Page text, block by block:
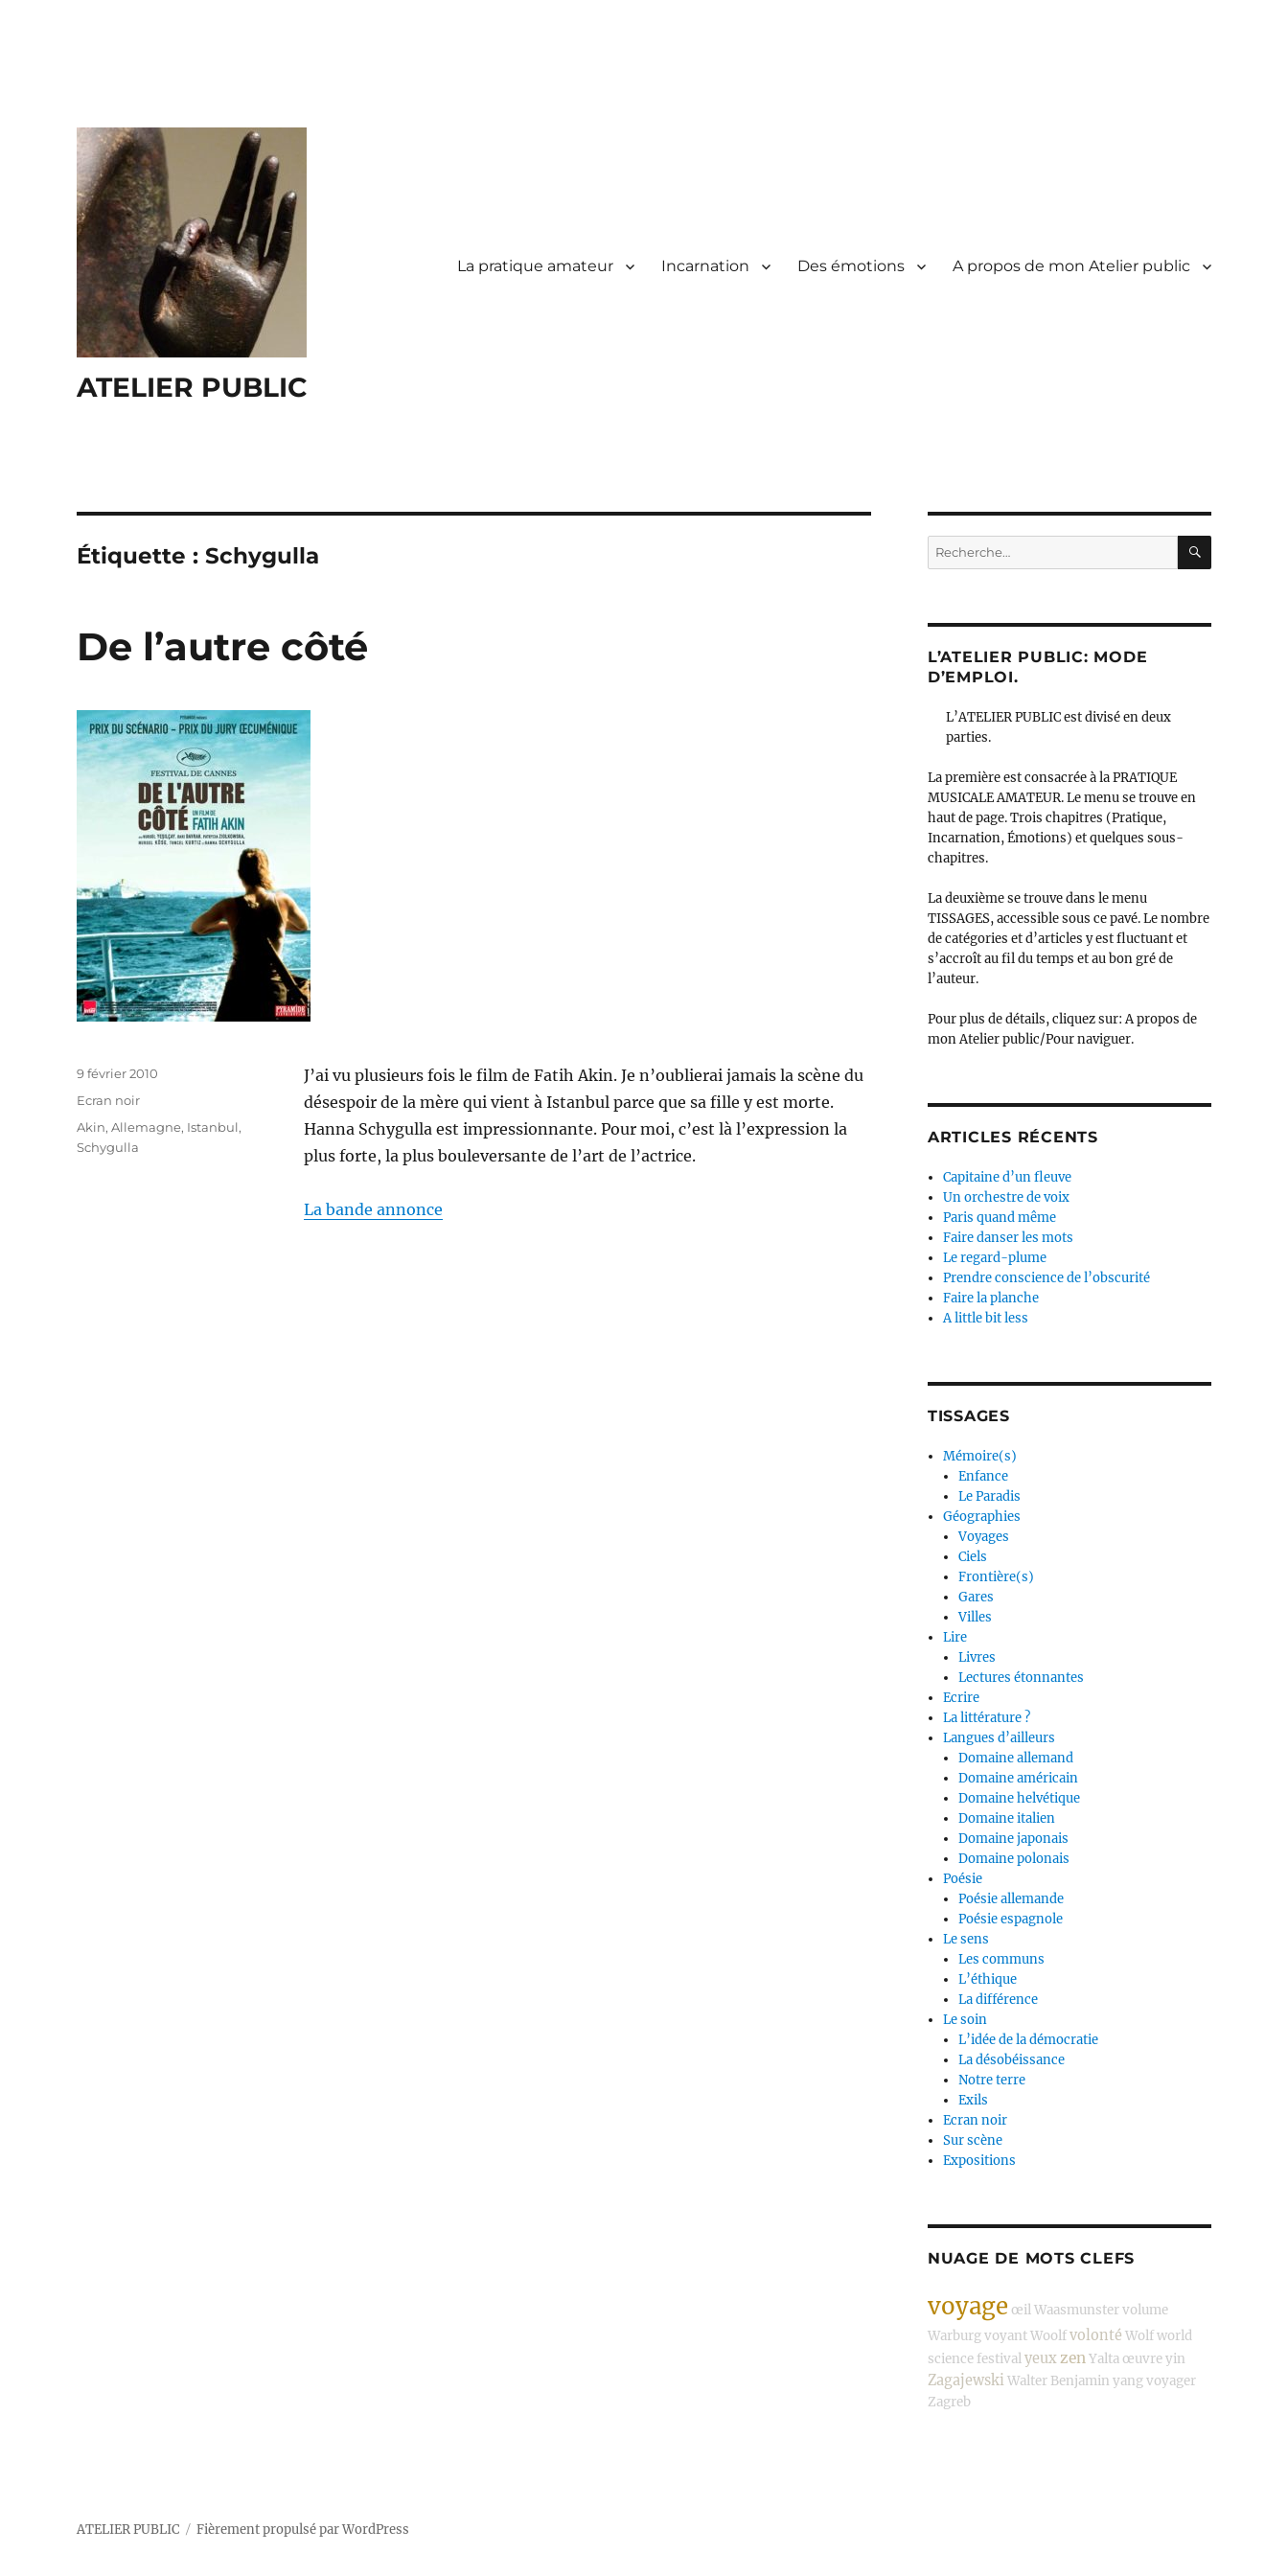
ATELIER PUBLIC
La pratique amateur Incarnation Des émotions A propos de mon Atelier public
Étiquette :Schygulla
De l’autre côté
J’ai vu plusieurs fois le film de Fatih Akin. Je n’oublierai jamais la scène du
désespoir de la mère qui vient à Istanbul parce que sa fille y est morte.
Hanna Schygulla est impressionnante. Pour moi, c’est là l’expression la
plus forte, la plus bouleversante de l’art de l’actrice.
La bande annonce
Publié
9 février 2010
Catégories
Ecran noir
Étiquettes
Akin,Allemagne, Istanbul,
Schygulla
Recherche
pour :
L’ATELIER PUBLIC: MODE
D’EMPLOI.
L’ATELIER PUBLIC est divisé en deux
parties.
La première est consacrée à la PRATIQUE
MUSICALE AMATEUR. Le menu se trouve en
haut de page. Trois chapitres (Pratique,
Incarnation, Émotions) et quelques sous-
chapitres.
La deuxième se trouve dans le menu
TISSAGES, accessible sous ce pavé. Le nombre
de catégories et d’articles y est fluctuant et
s’accroît au fil du temps et au bon gré de
l’auteur.
Pour plus de détails, cliquez sur: A propos de
mon Atelier public/Pour naviguer.
ARTICLES RÉCENTS
Capitaine d’un fleuve
Un orchestre de voix
Paris quand même
Faire danser les mots
Le regard-plume
Prendre conscience de l’obscurité
Faire la planche
A little bit less
TISSAGES
Mémoire(s)
Enfance
Le Paradis
Géographies
Voyages
Ciels
Frontière(s)
Gares
Villes
Lire
Livres
Lectures étonnantes
Ecrire
La littérature ?
Langues d’ailleurs
Domaine allemand
Domaine américain
Domaine helvétique
Domaine italien
Domaine japonais
Domaine polonais
Poésie
Poésie allemande
Poésie espagnole
Le sens
Les communs
L’éthique
La différence
Le soin
L’idée de la démocratie
La désobéissance
Notre terre
Exils
Ecran noir
Sur scène
Expositions
NUAGE DE MOTS CLEFS
voyage œilWaasmunstervolume
WarburgvoyantWoolfvolonté Wolfworld
science festivalyeuxzenYalta œuvreyin
ZagajewskiWalter Benjamin yangvoyager
Zagreb
ATELIER PUBLIC Fièrement propulsé par WordPress